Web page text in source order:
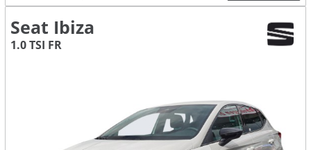
Seat Ibiza
1.0 TSI FR